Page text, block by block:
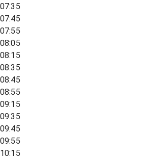
07:35
07:45
07:55
08:05
08:15
08:35
08:45
08:55
09:15
09:35
09:45
09:55
10:15